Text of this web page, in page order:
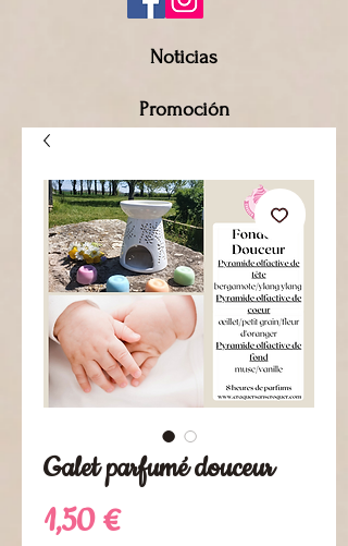
Noticias
Promoción
Galet parfumé douceur
1,50 €Precio